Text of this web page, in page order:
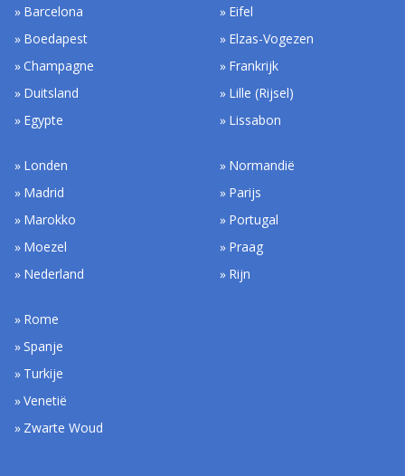
Barcelona
Boedapest
Champagne
Duitsland
Egypte
Eifel
Elzas-Vogezen
Frankrijk
Lille (Rijsel)
Lissabon
Londen
Madrid
Marokko
Moezel
Nederland
Normandië
Parijs
Portugal
Praag
Rijn
Rome
Spanje
Turkije
Venetië
Zwarte Woud